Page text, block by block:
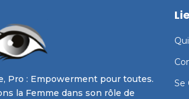
Pro : Empowerment pour toutes.
la Femme dans son rôle de
Se